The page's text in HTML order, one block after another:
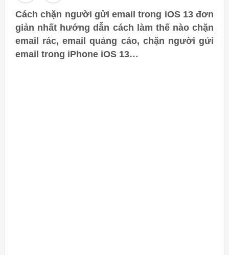
Cách chặn người gửi email trong iOS 13 đơn
giản nhất hướng dẫn cách làm thế nào chặn
email rác, email quảng cáo, chặn người gửi
email trong iPhone iOS 13…